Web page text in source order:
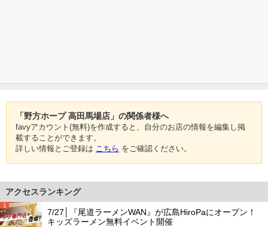
「野方ホープ 高田馬場店」の関係者様へ
favyアカウント(無料)を作成すると、自分のお店の情報を編集し掲
載することができます。
詳しい情報とご登録は こちら をご確認ください。
アクセスランキング
1
7/27│『尾道ラーメンWAN』が広島HiroPaにオープン！
キッズラーメン無料イベント開催